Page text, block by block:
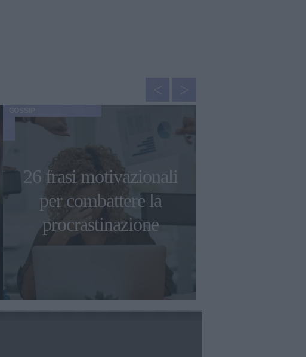
26 frasi motivazionali
per combattere la
procrastinazione